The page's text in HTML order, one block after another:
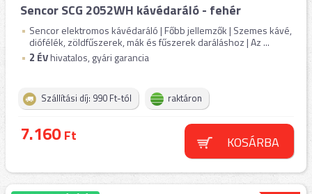
Sencor SCG 2052WH kávédaráló - fehér
Sencor elektromos kávédaráló | Főbb jellemzők | Szemes kávé,
diófélék, zöldfűszerek, mák és fűszerek daráláshoz | Az ...
2 ÉVhivatalos, gyári garancia
Szállítási díj: 990 Ft-tól raktáron
7.160Ft KOSÁRBA